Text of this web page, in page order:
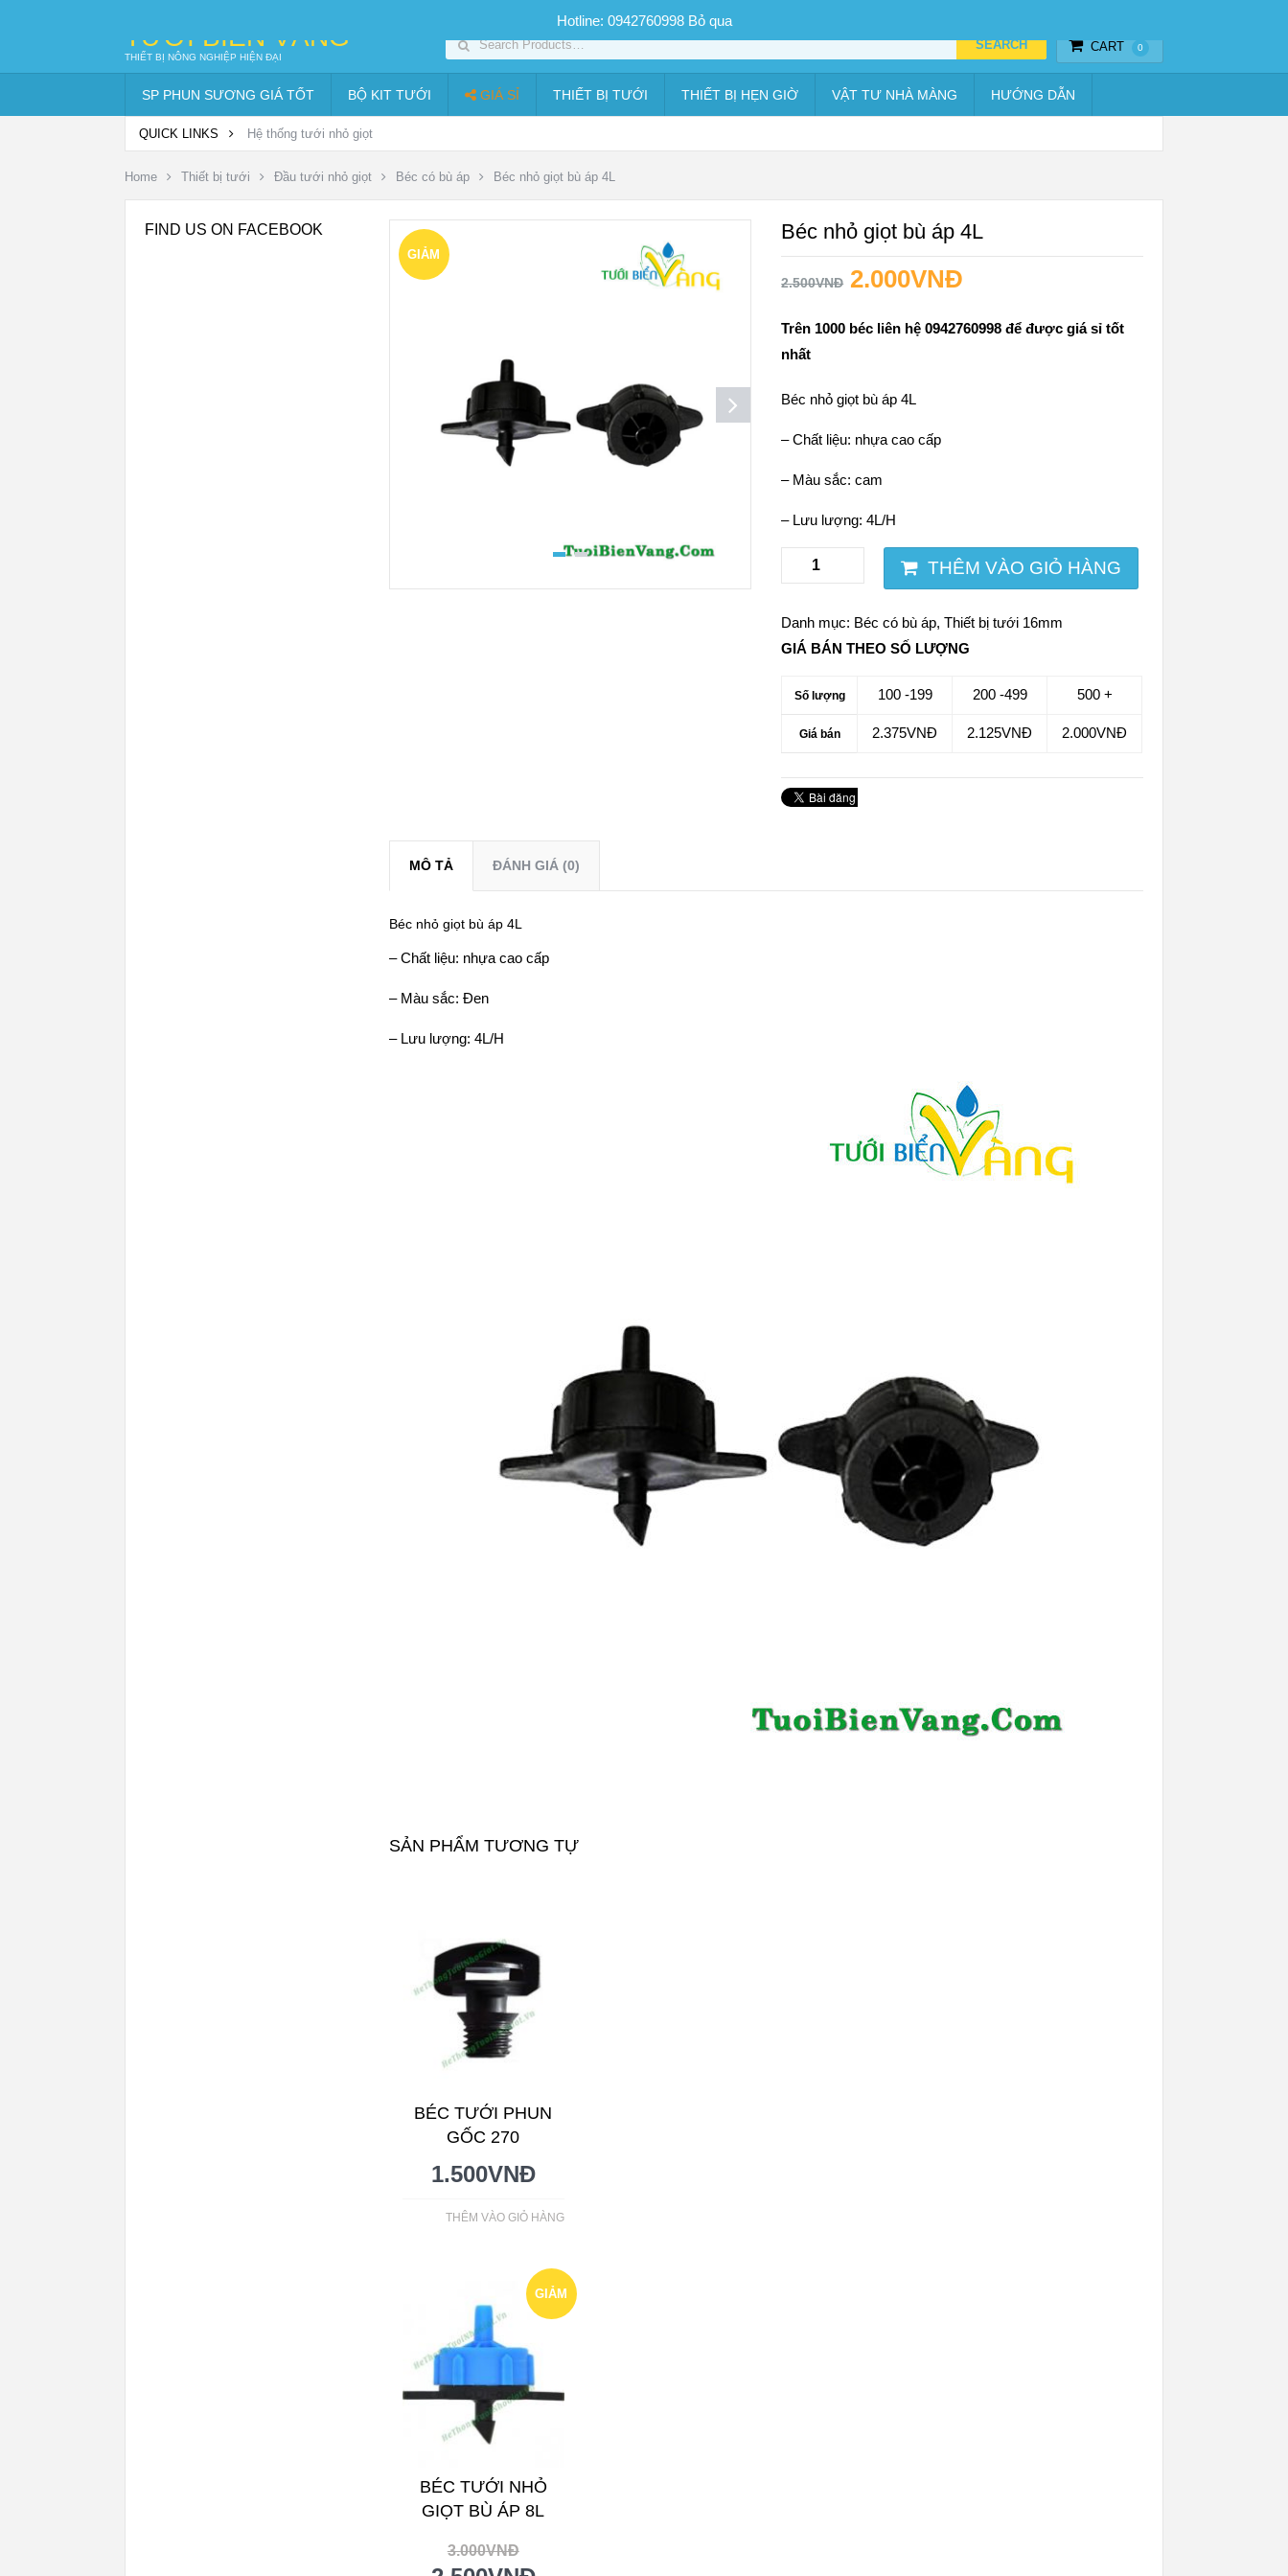
SP PHUN SƯƠNG GIÁ TỐT Bộ KIT tưới
TƯỚI BIỂN VÀNG
THIẾT BỊ NÔNG NGHIỆP HIỆN ĐẠI
CART 0
SP PHUN SƯƠNG GIÁ TỐT BỘ KIT TƯỚI GIÁ SỈ THIẾT BỊ TƯỚI THIẾT BỊ HẸN GIỜ VẬT TƯ NHÀ MÀNG HƯỚNG DẪN
QUICK LINKS Hệ thống tưới nhỏ giọt
Home Thiết bị tưới Đầu tưới nhỏ giọt Béc có bù áp Béc nhỏ giọt bù áp 4L
GIẢM
Béc nhỏ giọt bù áp 4L
2.500VNĐ 2.000VNĐ
Trên 1000 béc liên hệ 0942760998 để được giá sỉ tốt
nhất
Béc nhỏ giọt bù áp 4L
– Chất liệu: nhựa cao cấp
– Màu sắc: cam
– Lưu lượng: 4L/H
THÊM VÀO GIỎ HÀNG
Danh mục: Béc có bù áp,Thiết bị tưới 16mm
GIÁ BÁN THEO SỐ LƯỢNG
Số lượng 100 -199 200 -499 500 +
Giá bán 2.375VNĐ 2.125VNĐ 2.000VNĐ
MÔ TẢ ĐÁNH GIÁ (0)
Béc nhỏ giọt bù áp 4L
– Chất liệu: nhựa cao cấp
– Màu sắc: Đen
– Lưu lượng: 4L/H
SẢN PHẨM TƯƠNG TỰ
BÉC TƯỚI PHUN
GỐC 270
1.500VNĐ
THÊM VÀO GIỎ HÀNG
GIẢM
BÉC TƯỚI NHỎ
GIỌT BÙ ÁP 8L
3.000VNĐ
FIND US ON FACEBOOK
Hotline: 0942760998 Bỏ qua